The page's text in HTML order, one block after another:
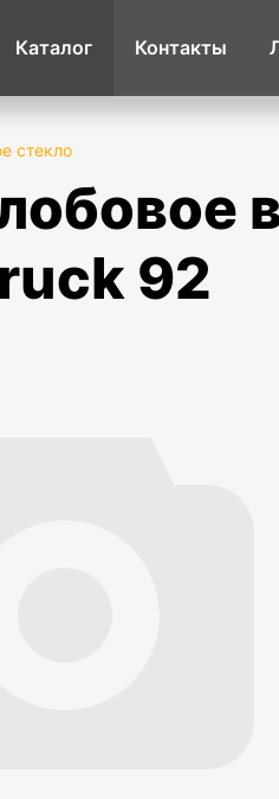
Каталог Контакты
стекло
92